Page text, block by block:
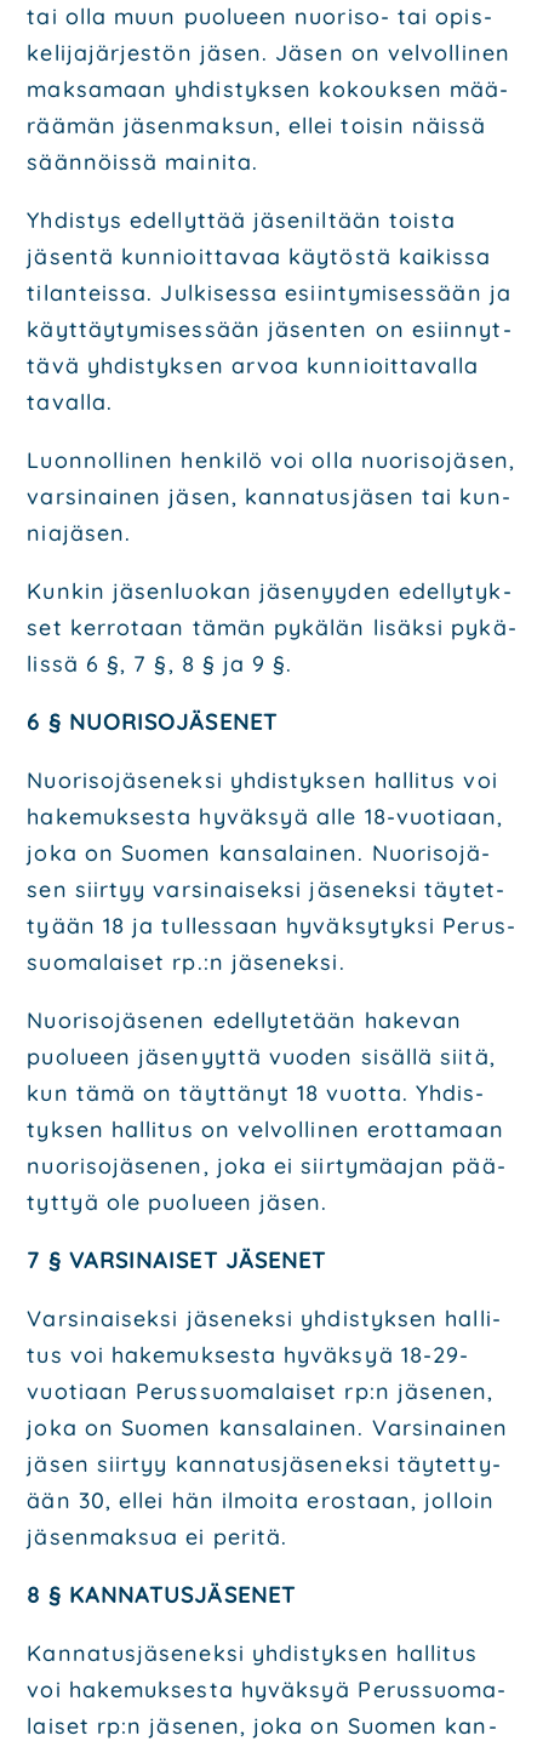
tai olla muun puo­lu­een nuo­ri­so- tai opis­
ke­li­ja­jär­jes­tön jäsen. Jäsen on vel­vol­li­nen
mak­sa­maan yhdis­tyk­sen kokouk­sen mää­
rää­män jäsen­mak­sun, ellei toi­sin näis­sä
sään­nöis­sä mai­ni­ta.
Yhdis­tys edel­lyt­tää jäse­nil­tään tois­ta
jäsen­tä kun­nioit­ta­vaa käy­tös­tä kai­kis­sa
tilan­teis­sa. Jul­ki­ses­sa esiin­ty­mi­ses­sään ja
käyt­täy­ty­mi­ses­sään jäsen­ten on esiin­nyt­
tä­vä yhdis­tyk­sen arvoa kun­nioit­ta­val­la
taval­la.
Luon­nol­li­nen hen­ki­lö voi olla nuo­ri­so­jä­sen,
var­si­nai­nen jäsen, kan­na­tus­jä­sen tai kun­
nia­jä­sen.
Kun­kin jäsen­luo­kan jäse­nyy­den edel­ly­tyk­
set ker­ro­taan tämän pykä­län lisäk­si pykä­
lis­sä 6 §, 7 §, 8 § ja 9 §.
6 § NUO­RI­SO­JÄ­SE­NET
Nuo­ri­so­jä­se­nek­si yhdis­tyk­sen hal­li­tus voi
hake­muk­ses­ta hyväk­syä alle 18-vuo­ti­aan,
joka on Suo­men kan­sa­lai­nen. Nuo­ri­so­jä­
sen siir­tyy var­si­nai­sek­si jäse­nek­si täy­tet­
ty­ään 18 ja tul­les­saan hyväk­sy­tyk­si Perus­
suo­ma­lai­set rp.:n jäse­nek­si.
Nuo­ri­so­jä­se­nen edel­ly­te­tään hake­van
puo­lu­een jäse­nyyt­tä vuo­den sisäl­lä sii­tä,
kun tämä on täyt­tä­nyt 18 vuot­ta. Yhdis­
tyk­sen hal­li­tus on vel­vol­li­nen erot­ta­maan
nuo­ri­so­jä­se­nen, joka ei siir­ty­mä­ajan pää­
tyt­tyä ole puo­lu­een jäsen.
7 § VAR­SI­NAI­SET JÄSE­NET
Var­si­nai­sek­si jäse­nek­si yhdis­tyk­sen hal­li­
tus voi hake­muk­ses­ta hyväk­syä 18-29-
vuo­ti­aan Perus­suo­ma­lai­set rp:n jäse­nen,
joka on Suo­men kan­sa­lai­nen. Var­si­nai­nen
jäsen siir­tyy kan­na­tus­jä­se­nek­si täy­tet­ty­
ään 30, ellei hän ilmoi­ta eros­taan, jol­loin
jäsen­mak­sua ei peri­tä.
8 § KAN­NA­TUS­JÄ­SE­NET
Kan­na­tus­jä­se­nek­si yhdis­tyk­sen hal­li­tus
voi hake­muk­ses­ta hyväk­syä Perus­suo­ma­
lai­set rp:n jäse­nen, joka on Suo­men kan­